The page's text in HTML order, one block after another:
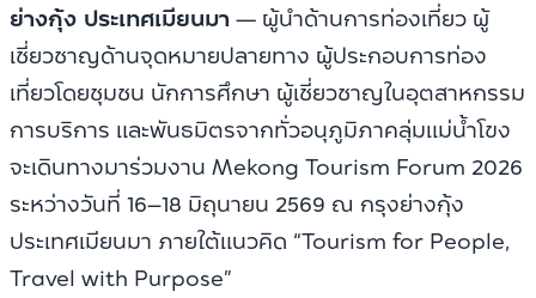
ย่างกุ้ง ประเทศเมียนมา — ผู้นำด้านการท่องเที่ยว ผู้
เชี่ยวชาญด้านจุดหมายปลายทาง ผู้ประกอบการท่อง
เที่ยวโดยชุมชน นักการศึกษา ผู้เชี่ยวชาญในอุตสาหกรรม
การบริการ และพันธมิตรจากทั่วอนุภูมิภาคลุ่มแม่น้ำโขง
จะเดินทางมาร่วมงาน Mekong Tourism Forum 2026
ระหว่างวันที่ 16–18 มิถุนายน 2569 ณ กรุงย่างกุ้ง
ประเทศเมียนมา ภายใต้แนวคิด “Tourism for People,
Travel with Purpose”